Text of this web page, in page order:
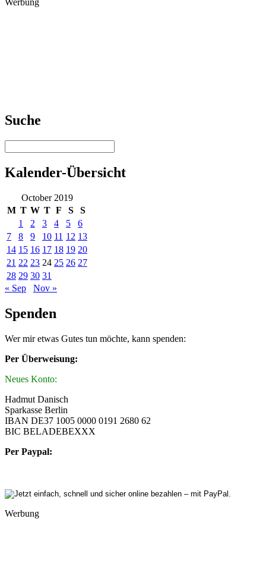
Werbung
Suche
Kalender-Übersicht
October 2019
M T W T F S
S
1
2 3 4 5
6
7
8 9 10 11 12 13
14 15 16 17 18 19 20
21 22 23 24 25 26 27
28 29 30 31
« Sep
Nov »
Spenden
Wer mir etwas Gutes tun möchte, kann spenden:
Per Überweisung:
Neues Konto:
Hadmut Danisch
Sparkasse Berlin
IBAN DE37 1005 0000 0191 2680 62
BIC BELADEBEXXX
Per Paypal:
Werbung